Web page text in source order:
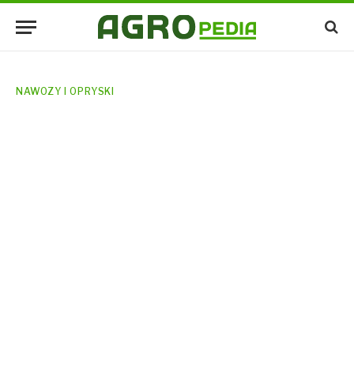
NAWOZY I OPRYSKI